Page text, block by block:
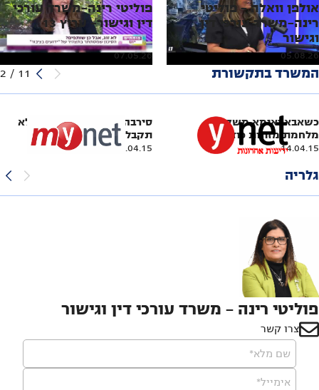
אולפן וואלה - פוליטי
רינה-משרד עורכי דין
וגישור
05.08.26
פוליטי רינה-משרד עורכי
דין וגישור- ערוץ 13
07.05.26
המשרד בתקשורת 11
/
2
כשאבא ואימא משקרים:
מלחמת מזונות כוזבת
14.04.15
סירבה להיבדק בפוליגרף ולא
תקבל את הכתובה
14.04.15
גלריה
פוליטי רינה - משרד עורכי דין וגישור
צרו קשר
שם מלא*
אימייל*